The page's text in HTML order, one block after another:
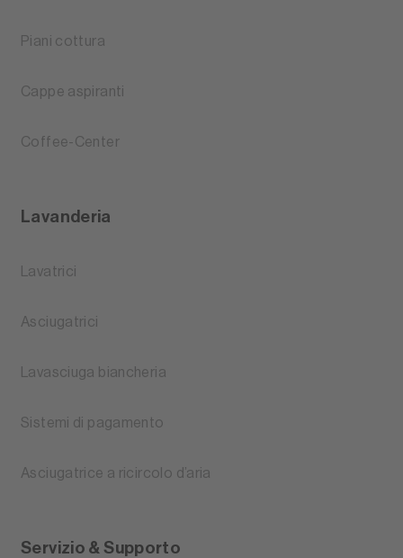
Piani cottura
Cappe aspiranti
Coffee-Center
Lavanderia
Lavatrici
Asciugatrici
Lavasciuga biancheria
Sistemi di pagamento
Asciugatrice a ricircolo d’aria
Servizio & Supporto